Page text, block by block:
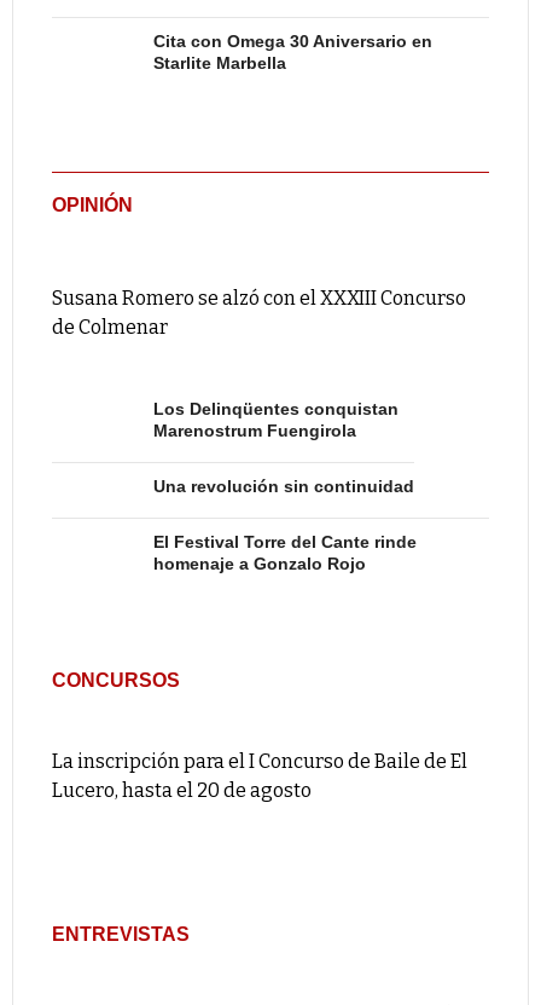
Cita con Omega 30 Aniversario en
Starlite Marbella
OPINIÓN
Susana Romero se alzó con el XXXIII Concurso
de Colmenar
Los Delinqüentes conquistan
Marenostrum Fuengirola
Una revolución sin continuidad
El Festival Torre del Cante rinde
homenaje a Gonzalo Rojo
CONCURSOS
La inscripción para el I Concurso de Baile de El
Lucero, hasta el 20 de agosto
ENTREVISTAS